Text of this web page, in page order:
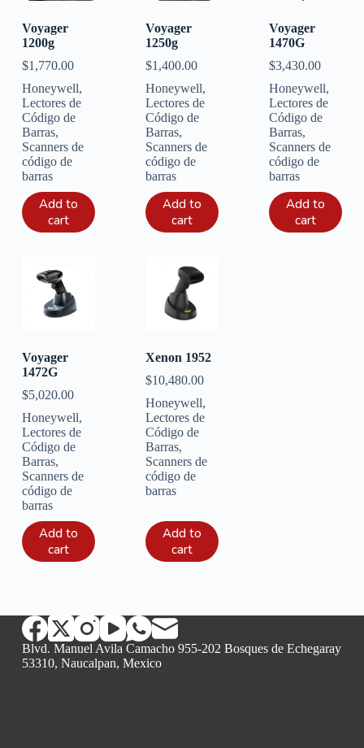
Voyager
1200g
$1,770.00
Honeywell,
Lectores de
Código de
Barras,
Scanners de
código de
barras
Add to
cart
Voyager
1250g
$1,400.00
Honeywell,
Lectores de
Código de
Barras,
Scanners de
código de
barras
Add to
cart
Voyager
1470G
$3,430.00
Honeywell,
Lectores de
Código de
Barras,
Scanners de
código de
barras
Add to
cart
Voyager
1472G
$5,020.00
Honeywell,
Lectores de
Código de
Barras,
Scanners de
código de
barras
Add to
cart
Xenon 1952
$10,480.00
Honeywell,
Lectores de
Código de
Barras,
Scanners de
código de
barras
Add to
cart
Blvd. Manuel Avila Camacho 955-202 Bosques de Echegaray
53310, Naucalpan, Mexico